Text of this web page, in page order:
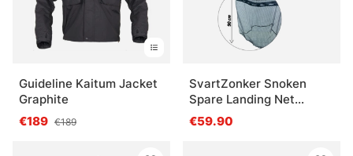
Guideline Kaitum Jacket
Graphite
€189 €189
SvartZonker Snoken
Spare Landing Net
85x80cm
€59.90